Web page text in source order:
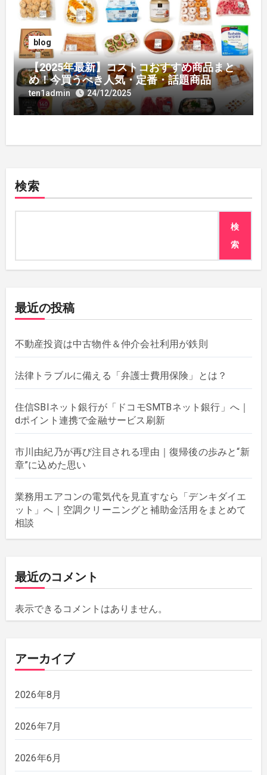
blog
【2025年最新】コストコおすすめ商品まと
め！今買うべき人気・定番・話題商品
ten1admin 24/12/2025
検索
検
索
最近の投稿
不動産投資は中古物件＆仲介会社利用が鉄則
法律トラブルに備える「弁護士費用保険」とは？
住信SBIネット銀行が「ドコモSMTBネット銀行」へ｜
dポイント連携で金融サービス刷新
市川由紀乃が再び注目される理由｜復帰後の歩みと“新
章”に込めた思い
業務用エアコンの電気代を見直すなら「デンキダイエ
ット」へ｜空調クリーニングと補助金活用をまとめて
相談
最近のコメント
表示できるコメントはありません。
アーカイブ
2026年8月
2026年7月
2026年6月